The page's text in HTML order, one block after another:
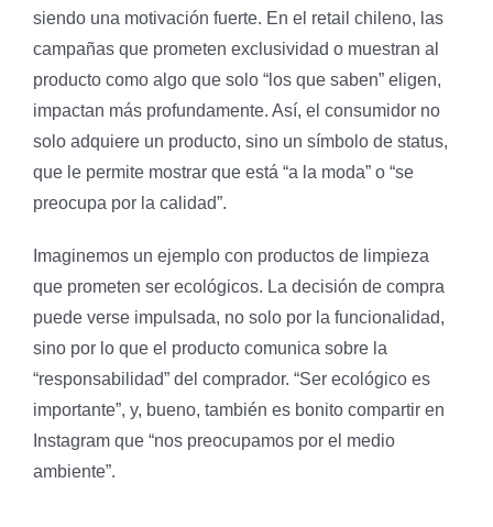
siendo una motivación fuerte. En el retail chileno, las
campañas que prometen exclusividad o muestran al
producto como algo que solo “los que saben” eligen,
impactan más profundamente. Así, el consumidor no
solo adquiere un producto, sino un símbolo de status,
que le permite mostrar que está “a la moda” o “se
preocupa por la calidad”.
Imaginemos un ejemplo con productos de limpieza
que prometen ser ecológicos. La decisión de compra
puede verse impulsada, no solo por la funcionalidad,
sino por lo que el producto comunica sobre la
“responsabilidad” del comprador. “Ser ecológico es
importante”, y, bueno, también es bonito compartir en
Instagram que “nos preocupamos por el medio
ambiente”.